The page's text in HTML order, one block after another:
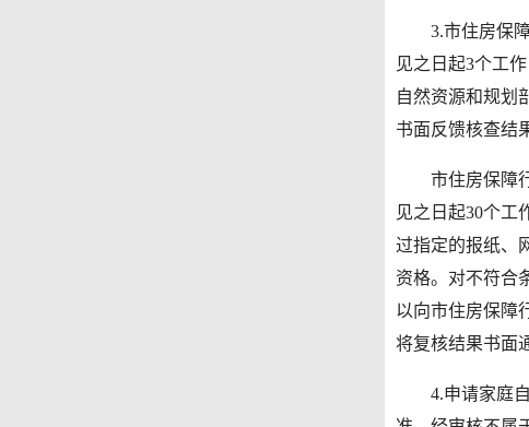
3.市住房保障
见之日起3个工
自然资源和规划
书面反馈核查结
市住房保障行
见之日起30个工
过指定的报纸、
资格。对不符合
以向市住房保障
将复核结果书面
4.申请家庭自